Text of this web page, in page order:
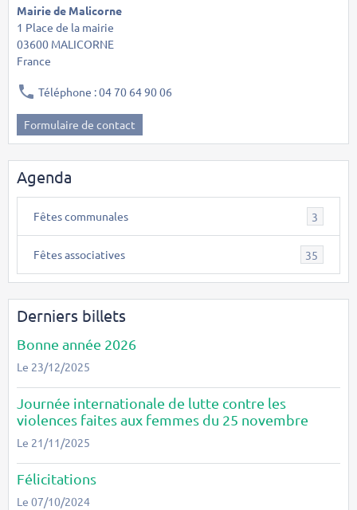
Mairie de Malicorne
1 Place de la mairie
03600 MALICORNE
France
Téléphone : 04 70 64 90 06
Formulaire de contact
Agenda
Fêtes communales 3
Fêtes associatives 35
Derniers billets
Bonne année 2026
Le 23/12/2025
Journée internationale de lutte contre les
violences faites aux femmes du 25 novembre
Le 21/11/2025
Félicitations
Le 07/10/2024